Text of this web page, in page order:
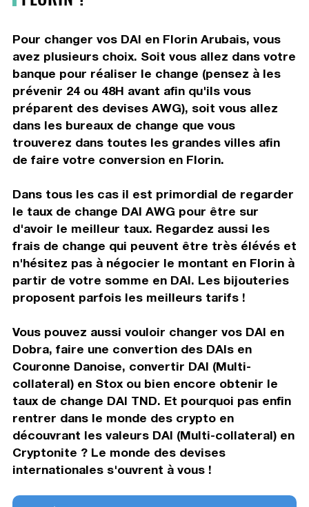
Pour changer vos DAI en Florin Arubais, vous
avez plusieurs choix. Soit vous allez dans votre
banque pour réaliser le change (pensez à les
prévenir 24 ou 48H avant afin qu'ils vous
préparent des devises AWG), soit vous allez
dans les bureaux de change que vous
trouverez dans toutes les grandes villes afin
de faire votre conversion en Florin.
Dans tous les cas il est primordial de regarder
le taux de change DAI AWG pour être sur
d'avoir le meilleur taux. Regardez aussi les
frais de change qui peuvent être très élévés et
n'hésitez pas à négocier le montant en Florin à
partir de votre somme en DAI. Les bijouteries
proposent parfois les meilleurs tarifs !
Vous pouvez aussi vouloir changer vos DAI en
Dobra, faire une convertion des DAIs en
Couronne Danoise, convertir DAI (Multi-
collateral) en Stox ou bien encore obtenir le
taux de change DAI TND. Et pourquoi pas enfin
rentrer dans le monde des crypto en
découvrant les valeurs DAI (Multi-collateral) en
Cryptonite ? Le monde des devises
internationales s'ouvrent à vous !